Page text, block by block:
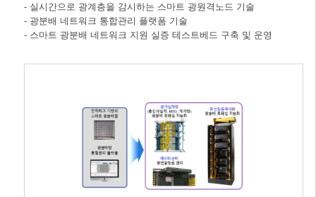
- 실시간으로 광계층을 감시하는 스마트 광원격노드 기술
- 광분배 네트워크 통합관리 플랫폼 기술
- 스마트 광분배 네트워크 지원 실증 테스트베드 구축 및 운영